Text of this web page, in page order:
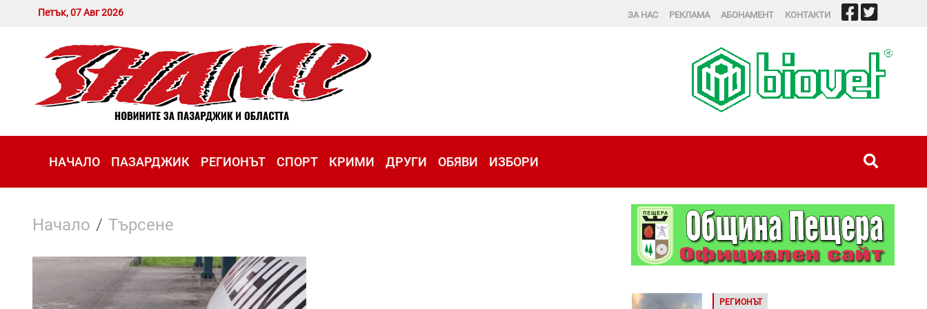
Петък, 07 Авг 2026 ЗА НАС РЕКЛАМА АБОНАМЕНТ КОНТАКТИ
НАЧАЛО ПАЗАРДЖИК РЕГИОНЪТ СПОРТ КРИМИ ДРУГИ ОБЯВИ ИЗБОРИ
Начало Търсене
РЕГИОНЪТ